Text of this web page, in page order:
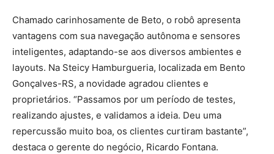
Chamado carinhosamente de Beto, o robô apresenta
vantagens com sua navegação autônoma e sensores
inteligentes, adaptando-se aos diversos ambientes e
layouts. Na Steicy Hamburgueria, localizada em Bento
Gonçalves-RS, a novidade agradou clientes e
proprietários. “Passamos por um período de testes,
realizando ajustes, e validamos a ideia. Deu uma
repercussão muito boa, os clientes curtiram bastante”,
destaca o gerente do negócio, Ricardo Fontana.